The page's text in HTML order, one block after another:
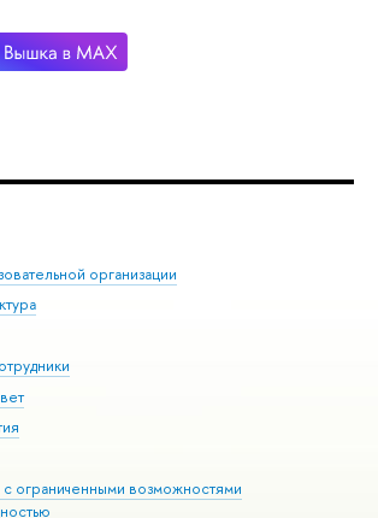
организации
ограниченными возможностями